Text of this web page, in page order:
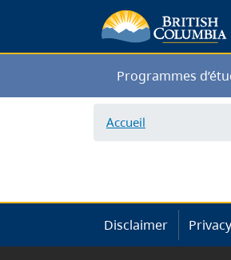
Programmes
Accueil
Disclaimer Privacy